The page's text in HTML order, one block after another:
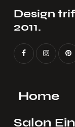
Design
2011.
Home
Salon